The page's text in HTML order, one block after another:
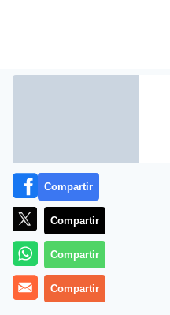
Más información
Compartir
Compartir
Compartir
Compartir